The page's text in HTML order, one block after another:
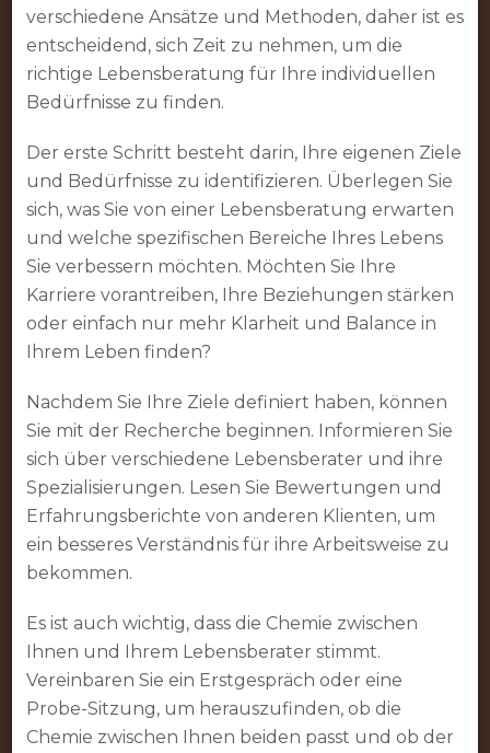
verschiedene Ansätze und Methoden, daher ist es
entscheidend, sich Zeit zu nehmen, um die
richtige Lebensberatung für Ihre individuellen
Bedürfnisse zu finden.
Der erste Schritt besteht darin, Ihre eigenen Ziele
und Bedürfnisse zu identifizieren. Überlegen Sie
sich, was Sie von einer Lebensberatung erwarten
und welche spezifischen Bereiche Ihres Lebens
Sie verbessern möchten. Möchten Sie Ihre
Karriere vorantreiben, Ihre Beziehungen stärken
oder einfach nur mehr Klarheit und Balance in
Ihrem Leben finden?
Nachdem Sie Ihre Ziele definiert haben, können
Sie mit der Recherche beginnen. Informieren Sie
sich über verschiedene Lebensberater und ihre
Spezialisierungen. Lesen Sie Bewertungen und
Erfahrungsberichte von anderen Klienten, um
ein besseres Verständnis für ihre Arbeitsweise zu
bekommen.
Es ist auch wichtig, dass die Chemie zwischen
Ihnen und Ihrem Lebensberater stimmt.
Vereinbaren Sie ein Erstgespräch oder eine
Probe-Sitzung, um herauszufinden, ob die
Chemie zwischen Ihnen beiden passt und ob der